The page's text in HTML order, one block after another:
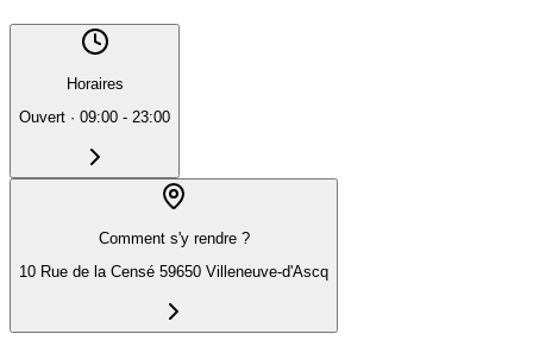
Horaires
Ouvert · 09:00 - 23:00
Comment s'y rendre ?
10 Rue de la Censé 59650 Villeneuve-d'Ascq